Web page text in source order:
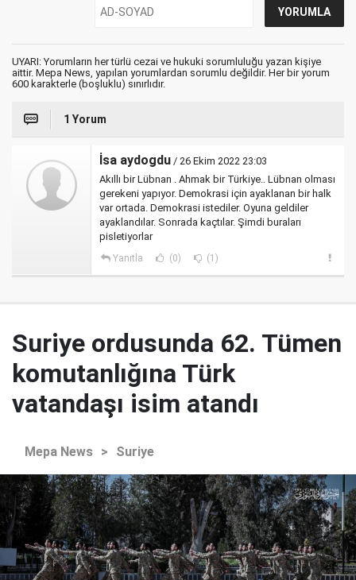
UYARI: Yorumların her türlü cezai ve hukuki sorumluluğu yazan kişiye
aittir. Mepa News, yapılan yorumlardan sorumlu değildir. Her bir yorum
600 karakterle (boşluklu) sınırlıdır.
1 Yorum
İsa aydogdu / 26 Ekim 2022 23:03
Akıllı bir Lübnan . Ahmak bir Türkiye.. Lübnan olması
gerekeni yapıyor. Demokrasi için ayaklanan bir halk
var ortada. Demokrasi istediler. Oyuna geldiler
ayaklandılar. Sonrada kaçtılar. Şimdi buraları
pisletiyorlar
Yanıtla (0) (1)
Suriye ordusunda 62. Tümen
komutanlığına Türk
vatandaşı isim atandı
Mepa News > Suriye